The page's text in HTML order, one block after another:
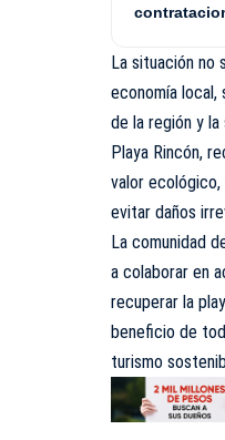
La situación no
economía local,
de la región y
Playa Rincón,
valor
evitar daños
La comunidad
a colaborar en
recuperar la
beneficio de
turismo